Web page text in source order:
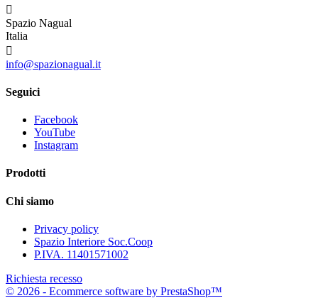

Spazio Nagual
Italia

info@spazionagual.it
Seguici
Facebook
YouTube
Instagram
Prodotti
Chi siamo
Privacy policy
Spazio Interiore Soc.Coop
P.IVA. 11401571002
Richiesta recesso
© 2026 - Ecommerce software by PrestaShop™